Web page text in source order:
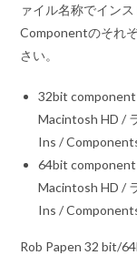
ァイル名称でイン
Componentのそれ
さい。
32bit component
Macintosh HD /
Ins /
64bit component
Macintosh HD /
Ins /
Rob Papen 32 bit/